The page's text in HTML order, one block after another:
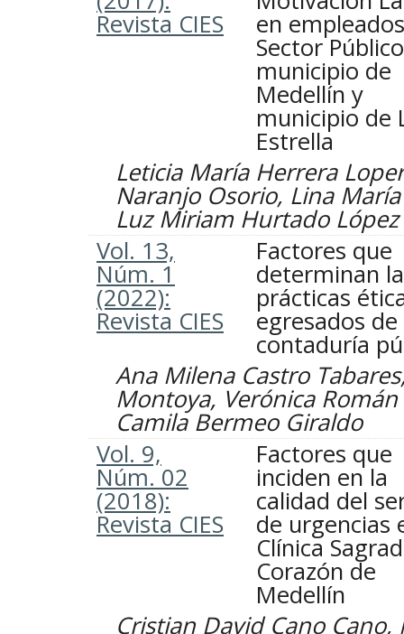
Revista CIES en
Sector
municipio de
Medellín y
municipio de
Estrella
Leticia María Herrera
Naranjo Osorio, Lina
Luz Miriam Hurtado López
Vol. 13,
Núm. 1
(2022):
Revista CIES
Factores que
determinan
prácticas
egresados de
contaduría
Ana Milena Castro
Montoya, Verónica
Camila Bermeo Giraldo
Vol. 9,
Núm. 02
(2018):
Revista CIES
Factores que
inciden en la
calidad del
de urgencias
Clínica
Corazón de
Medellín
Cristian David Cano Cano,